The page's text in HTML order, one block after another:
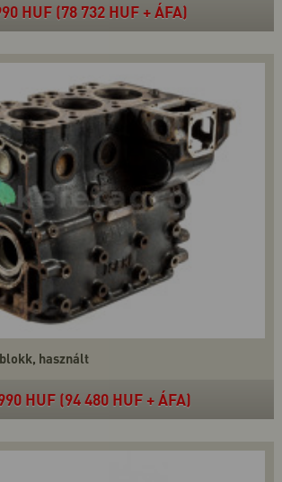
HUF (78 732 HUF + ÁFA)
használt
HUF (94 480 HUF + ÁFA)